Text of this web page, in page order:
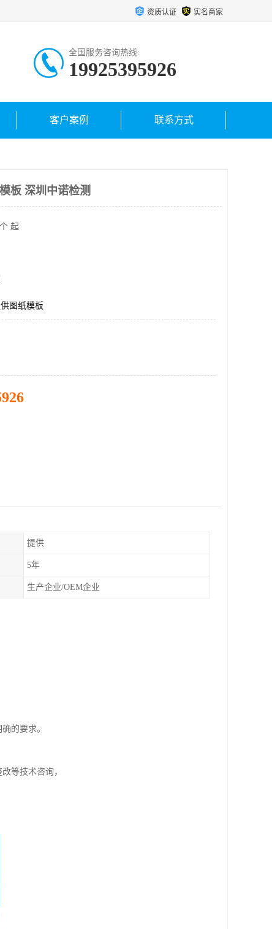
资质认证 实名商家
全国服务咨询热线:
19925395926
客户案例 联系方式
板 深圳中诺检测
起
图纸模板
提供
5年
生产企业/OEM企业
的要求。
等技术咨询，